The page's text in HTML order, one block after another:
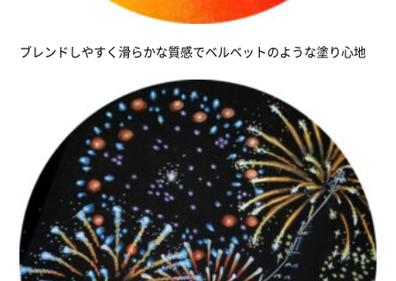
ブレンドしやすく滑らかな質感でベルベットのような塗り心地